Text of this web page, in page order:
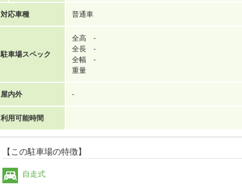
対応車種 普通車
駐車場スペック
全高 -
全長 -
全幅 -
重量
屋内外 -
利用可能時間
【この駐車場の特徴】
自走式